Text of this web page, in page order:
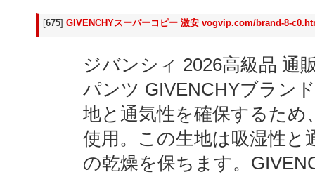
[675] GIVENCHYスーパーコピー 激安 vogvip.com/brand-8-
ジバンシィ 2026高級品 通
パンツ GIVENCHYブラン
地と通気性を確保するた
使用。この生地は吸湿性と
の乾燥を保ちます。